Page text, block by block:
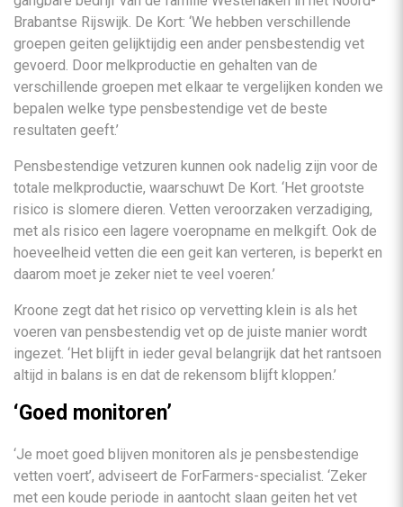
Brabantse Rijswijk. De Kort: ‘We hebben verschillende
groepen geiten gelijktijdig een ander pensbestendig vet
gevoerd. Door melkproductie en gehalten van de
verschillende groepen met elkaar te vergelijken konden we
bepalen welke type pensbestendige vet de beste
resultaten geeft.’
Pensbestendige vetzuren kunnen ook nadelig zijn voor de
totale melkproductie, waarschuwt De Kort. ‘Het grootste
risico is slomere dieren. Vetten veroorzaken verzadiging,
met als risico een lagere voeropname en melkgift. Ook de
hoeveelheid vetten die een geit kan verteren, is beperkt en
daarom moet je zeker niet te veel voeren.’
Kroone zegt dat het risico op vervetting klein is als het
voeren van pensbestendig vet op de juiste manier wordt
ingezet. ‘Het blijft in ieder geval belangrijk dat het rantsoen
altijd in balans is en dat de rekensom blijft kloppen.’
‘Goed monitoren’
‘Je moet goed blijven monitoren als je pensbestendige
vetten voert’, adviseert de ForFarmers-specialist. ‘Zeker
met een koude periode in aantocht slaan geiten het vet